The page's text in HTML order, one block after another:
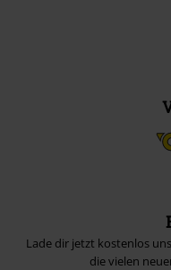
Lade dir jetzt kostenlos
die vielen